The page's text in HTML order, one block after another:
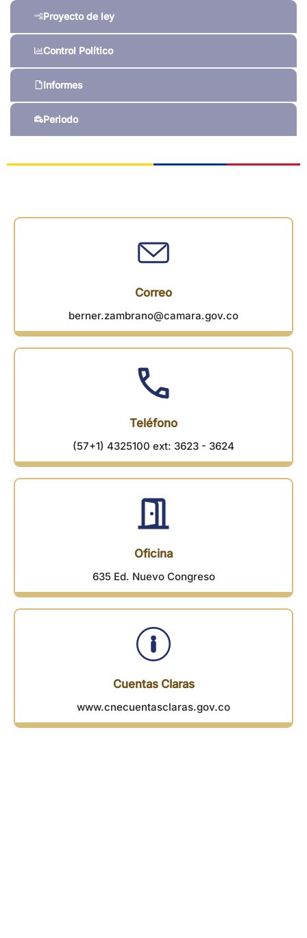
Proyecto de ley
Control Político
Informes
Periodo
Correo
berner.zambrano@camara.gov.co
Teléfono
(57+1) 4325100 ext: 3623 - 3624
Oficina
635 Ed. Nuevo Congreso
Cuentas Claras
www.cnecuentasclaras.gov.co